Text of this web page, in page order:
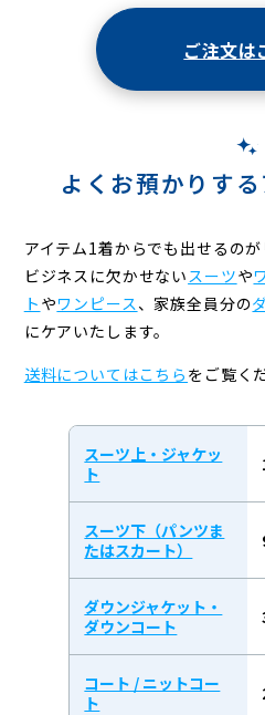
ご注文は
よくお預かりす
アイテム1着からでも出せるのが
ビジネスに欠かせない スーツや
ト やワンピース 、 家族全員分の
にケアいたします。
送料についてはこちら をご覧く
スーツ上・ジャケッ
ト
スーツ下（パンツま
たはスカート）
ダウンジャケット・
ダウンコート
コート / ニットコー
ト